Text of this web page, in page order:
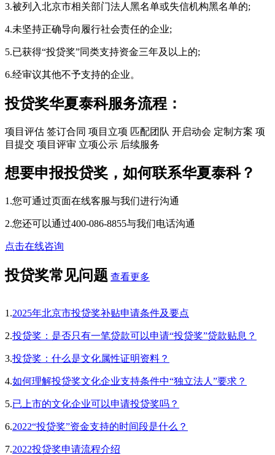
3.被列入北京市相关部门法人黑名单或失信机构黑名单的;
4.未坚持正确导向履行社会责任的企业;
5.已获得“投贷奖”同类支持资金三年及以上的;
6.经审议其他不予支持的企业。
投贷奖华夏泰科服务流程：
项目评估 签订合同 项目立项 匹配团队 开启动会 定制方案 项
目提交 项目评审 立项公示 后续服务
想要申报投贷奖，如何联系华夏泰科？
1.您可通过页面在线客服与我们进行沟通
2.您还可以通过400-086-8855与我们电话沟通
点击在线咨询
投贷奖常见问题 查看更多
1.2025年北京市投贷奖补贴申请条件及要点
2.投贷奖：是否只有一笔贷款可以申请“投贷奖”贷款贴息？
3.投贷奖：什么是文化属性证明资料？
4.如何理解投贷奖文化企业支持条件中“独立法人”要求？
5.已上市的文化企业可以申请投贷奖吗？
6.2022“投贷奖”资金支持的时间段是什么？
7.2022投贷奖申请流程介绍